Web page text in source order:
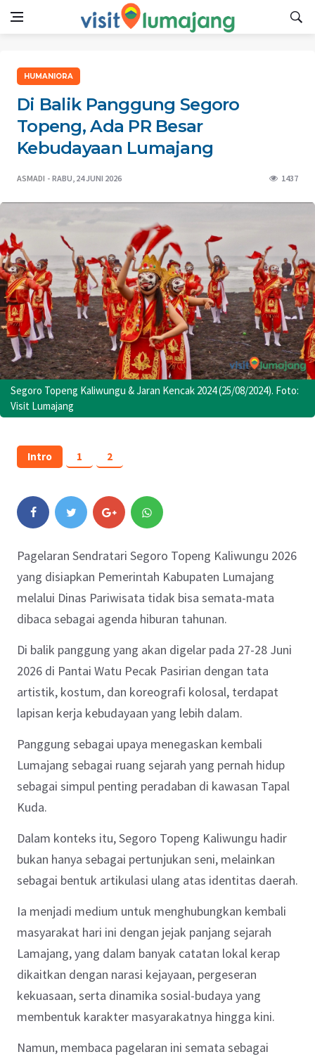
HUMANIORA
Di Balik Panggung Segoro
Topeng, Ada PR Besar
Kebudayaan Lumajang
ASMADI RABU, 24 JUNI 2026 1437
Segoro Topeng Kaliwungu & Jaran Kencak 2024 (25/08/2024). Foto:
Visit Lumajang
Intro 1 2
Pagelaran Sendratari Segoro Topeng Kaliwungu 2026
yang disiapkan Pemerintah Kabupaten Lumajang
melalui Dinas Pariwisata tidak bisa semata-mata
dibaca sebagai agenda hiburan tahunan.
Di balik panggung yang akan digelar pada 27-28 Juni
2026 di Pantai Watu Pecak Pasirian dengan tata
artistik, kostum, dan koreografi kolosal, terdapat
lapisan kerja kebudayaan yang lebih dalam.
Panggung sebagai upaya menegaskan kembali
Lumajang sebagai ruang sejarah yang pernah hidup
sebagai simpul penting peradaban di kawasan Tapal
Kuda.
Dalam konteks itu, Segoro Topeng Kaliwungu hadir
bukan hanya sebagai pertunjukan seni, melainkan
sebagai bentuk artikulasi ulang atas identitas daerah.
Ia menjadi medium untuk menghubungkan kembali
masyarakat hari ini dengan jejak panjang sejarah
Lamajang, yang dalam banyak catatan lokal kerap
dikaitkan dengan narasi kejayaan, pergeseran
kekuasaan, serta dinamika sosial-budaya yang
membentuk karakter masyarakatnya hingga kini.
Namun, membaca pagelaran ini semata sebagai